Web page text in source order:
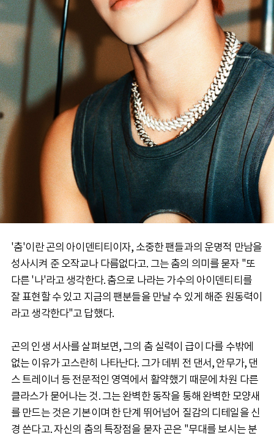
'춤'이란 곤의 아이덴티티이자, 소중한 팬들과의 운명적 만남을
성사시켜 준 오작교나 다름없다고. 그는 춤의 의미를 묻자 "또
다른 '나'라고 생각한다. 춤으로 나라는 가수의 아이덴티티를
잘 표현할 수 있고 지금의 팬분들을 만날 수 있게 해준 원동력이
라고 생각한다"고 답했다.
곤의 인생 서사를 살펴보면, 그의 춤 실력이 급이 다를 수밖에
없는 이유가 고스란히 나타난다. 그가 데뷔 전 댄서, 안무가, 댄
스 트레이너 등 전문적인 영역에서 활약했기 때문에 차원 다른
클라스가 묻어나는 것. 그는 완벽한 동작을 통해 완벽한 모양새
를 만드는 것은 기본이며 한 단계 뛰어넘어 질감의 디테일을 신
경 쓴다고. 자신의 춤의 특장점을 묻자 곤은 "무대를 보시는 분